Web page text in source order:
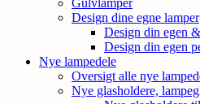
Design dine egne lamper
Design din egen
Design din egen
Nye lampedele
Oversigt alle nye
Nye glasholdere,